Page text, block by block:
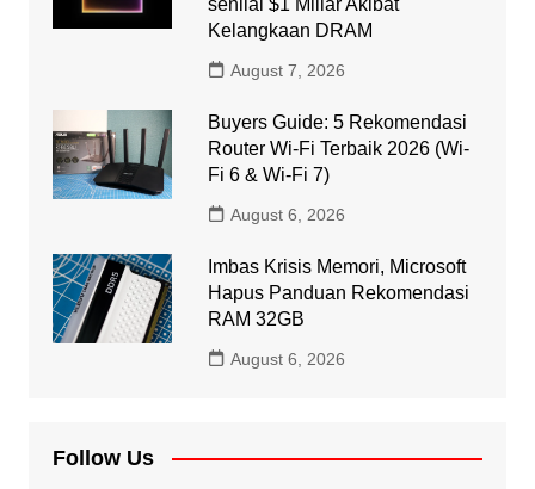
Kelangkaan DRAM
August 7, 2026
Buyers Guide: 5 Rekomendasi
Router Wi-Fi Terbaik 2026 (Wi-
Fi 6 & Wi-Fi 7)
August 6, 2026
Imbas Krisis Memori, Microsoft
Hapus Panduan Rekomendasi
RAM 32GB
August 6, 2026
Follow Us